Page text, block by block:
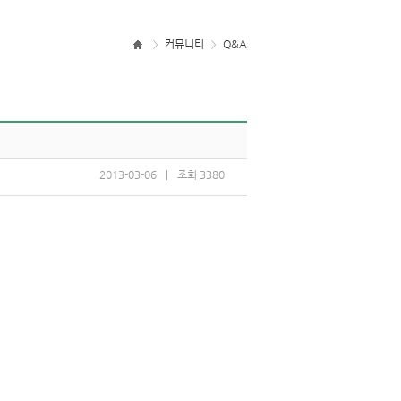
> 커뮤니티 > Q&A
2013-03-06 조회3380